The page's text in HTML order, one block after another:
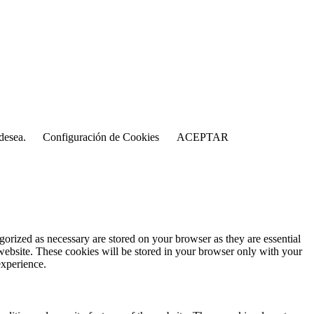
Configuración de Cookies ACEPTAR
as necessary are stored on your browser as they are essential
These cookies will be stored in your browser only with your